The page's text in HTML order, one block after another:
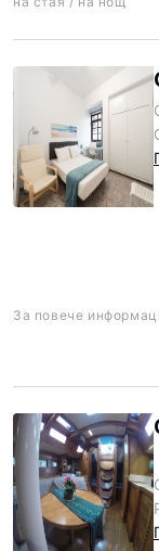
За повече